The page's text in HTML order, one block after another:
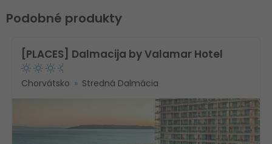
Podobné produkty
[PLACES] Dalmacija by Valamar Hotel
Chorvátsko Stredná Dalmácia